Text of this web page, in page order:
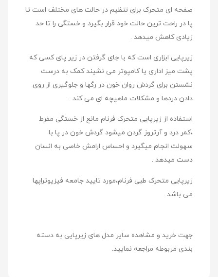
صفحه ای متحرک برای تنظیم در حالت های مختلف است تا
پا در راحت ترین حالت خود قرار بگیرد و خستگی را تا حد
زیادی کاهش میدهد .
زیرپایی ابزاری است که با جای گرفتن در زیر پای کسی که
پشت میز اداری یا کامپوتر می نشیند کمک به درست
نشستن برای گردش روان خون در رگها و جلوگیری از روی
دادن دردها و مشکلات ماهیچه ای می کند .
استفاده از زیرپایی متحرک فرنام مانع از خستگی مفرط
،کمر درد و آرتروز گردن میشود گردش خون در پا با
سهولت انجام میگیرد و احساس ارامش خاصی به انسان
دست میدهد .
زیرپایی متحرک طبی فرنام،مورد تایید جامعه فیزیوتراپها
می باشد .
جهت خرید و مشاهده سایر مدل های زیرپایی به دسته
بندی مربوطه مراجعه نمایید.